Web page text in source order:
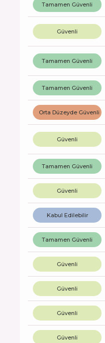
Tamamen Güvenli
Güvenli
Tamamen Güvenli
Tamamen Güvenli
Orta Düzeyde Güvenli
Güvenli
Tamamen Güvenli
Güvenli
Kabul Edilebilir
Tamamen Güvenli
Güvenli
Güvenli
Güvenli
Güvenli